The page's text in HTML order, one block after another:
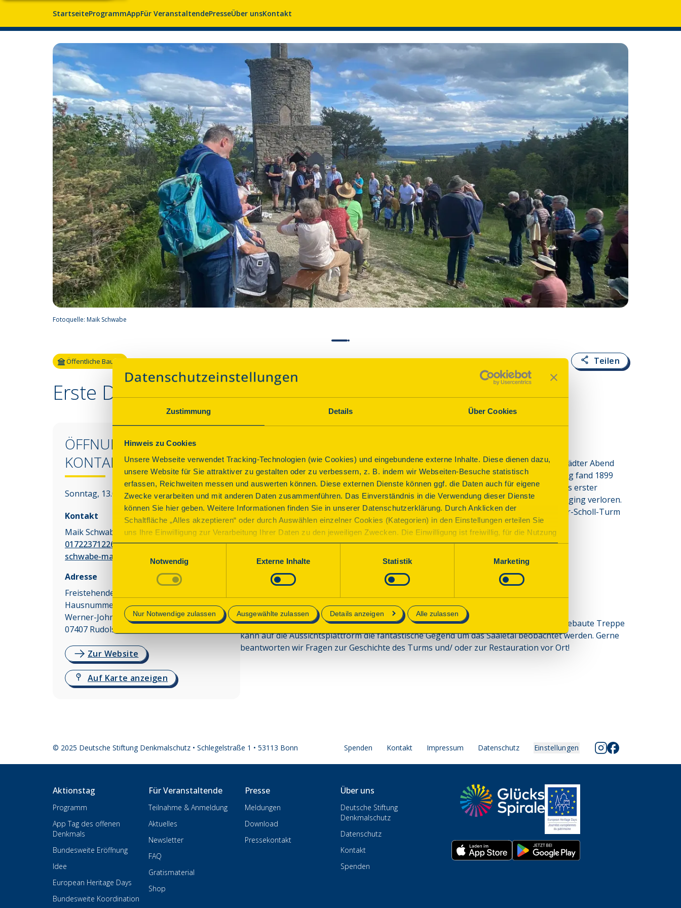
Zustimmung Details Über Cookies
Hinweis zu Cookies
Unsere Webseite verwendet Tracking-Technologien (wie Cookies) und eingebundene externe Inhalte. Diese dienen dazu,
unsere Website für Sie attraktiver zu gestalten oder zu verbessern, z. B. indem wir Webseiten-Besuche statistisch
erfassen, Reichweiten messen und auswerten können. Diese externen Dienste können ggf. die Daten auch für eigene
Zwecke verarbeiten und mit anderen Daten zusammenführen. Das Einverständnis in die Verwendung dieser Dienste
können Sie hier geben. Weitere Informationen finden Sie in unserer Datenschutzerklärung. Durch Anklicken der
Schaltfläche „Alles akzeptieren“ oder durch Auswählen einzelner Cookies (Kategorien) in den Einstellungen erteilen Sie
uns Ihre Einwilligung zur Verarbeitung Ihrer Daten zu den jeweiligen Zwecken. Die Einwilligung ist freiwillig, für die Nutzung
des Onlineangebots nicht erforderlich und kann jederzeit aktualisiert oder widerrufen werden. Wenn Sie das Consent Tool
mit „Speichern“ bestätigen, werden nur essenzielle Cookies auf der Webseite gesetzt, die technisch notwendig und für den
Einwilligungsauswahl
Notwendig
Externe Inhalte Statistik Marketing
Nur Notwendige zulassen Ausgewählte zulassen Details anzeigen Alle zulassen
StartseiteProgrammAppFür VeranstaltendePresseÜber unsKontakt
Fotoquelle: Maik Schwabe
Öffentliche Bauten Teilen
Erste Deutsche Bismarck-Feuersäule Rudolstadt
ÖFFNUNGSZEITEN &
KONTAKT
Sonntag, 13.09.2026 12:00 - 17:00 Uhr
Kontakt
Maik Schwabe
01722371226
schwabe-maik@web.de
Adresse
Freistehendes Denkmal ohne
Hausnummer.“
Werner-John-Str.
07407 Rudolstadt
Zur Website
Auf Karte anzeigen
Über dieses Denkmal
1898 schlug der Rudolstädter Lehrer Dr. Leinhose bei einer Veranstaltung des Rudolstädter Abend
vor, eine Bismarck-Feuersäule auf dem Zeigerheimer Berg zu errichten. Die Einweihung fand 1899
statt. Der Ausschuss der deutschen Studentenschaft beglückwünschte zu Deutschlands erster
Feuersäule. Ab 1945 kam es zur Beschädigung der Bausubstanz, die Inneneinrichtung ging verloren.
1950 wurde das Bauwerk durch eine Einheit der Grenztruppe (inoffiziell) in Geschwister-Scholl-Turm
umbenannt.
Programm
Der Turm ist offen und kann auf eigene Faust erkundet werden und über die neu eingebaute Treppe
kann auf die Aussichtsplattform die fantastische Gegend um das Saaletal beobachtet werden. Gerne
beantworten wir Fragen zur Geschichte des Turms und/ oder zur Restauration vor Ort!
© 2025 Deutsche Stiftung Denkmalschutz • Schlegelstraße 1 • 53113 Bonn Spenden Kontakt Impressum Datenschutz Einstellungen
Aktionstag
Programm
App Tag des offenen
Denkmals
Bundesweite Eröffnung
Idee
European Heritage Days
Bundesweite Koordination
Für Veranstaltende
Teilnahme & Anmeldung
Aktuelles
Newsletter
FAQ
Gratismaterial
Shop
Presse
Meldungen
Download
Pressekontakt
Über uns
Deutsche Stiftung
Denkmalschutz
Datenschutz
Kontakt
Spenden